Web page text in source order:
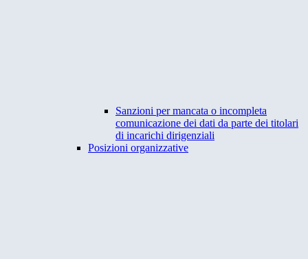
Sanzioni per mancata o incompleta
comunicazione dei dati da parte dei titolari
di incarichi dirigenziali
Posizioni organizzative